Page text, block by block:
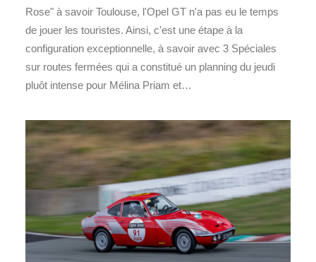
Rose" à savoir Toulouse, l'Opel GT n'a pas eu le temps
de jouer les touristes. Ainsi, c'est une étape à la
configuration exceptionnelle, à savoir avec 3 Spéciales
sur routes fermées qui a constitué un planning du jeudi
pluôt intense pour Mélina Priam et…